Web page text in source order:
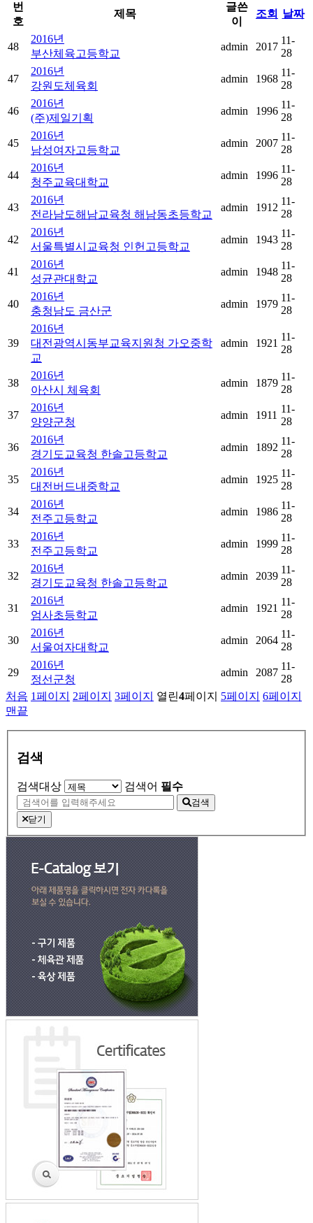
번
호
제목
글쓴
이
조회 날짜
48
2016년
부산체육고등학교
admin 2017
11-
28
47
2016년
강원도체육회
admin 1968
11-
28
46
2016년
(주)제일기획
admin 1996
11-
28
45
2016년
남성여자고등학교
admin 2007
11-
28
44
2016년
청주교육대학교
admin 1996
11-
28
43
2016년
전라남도해남교육청 해남동초등학교
admin 1912
11-
28
42
2016년
서울특별시교육청 인헌고등학교
admin 1943
11-
28
41
2016년
성균관대학교
admin 1948
11-
28
40
2016년
충청남도 금산군
admin 1979
11-
28
39
2016년
대전광역시동부교육지원청 가오중학
교
admin 1921
11-
28
38
2016년
아산시 체육회
admin 1879
11-
28
37
2016년
양양군청
admin 1911
11-
28
36
2016년
경기도교육청 한솔고등학교
admin 1892
11-
28
35
2016년
대전버드내중학교
admin 1925
11-
28
34
2016년
전주고등학교
admin 1986
11-
28
33
2016년
전주고등학교
admin 1999
11-
28
32
2016년
경기도교육청 한솔고등학교
admin 2039
11-
28
31
2016년
엄사초등학교
admin 1921
11-
28
30
2016년
서울여자대학교
admin 2064
11-
28
29
2016년
정선군청
admin 2087
11-
28
처음 1페이지 2페이지 3페이지 열린4페이지 5페이지 6페이지
맨끝
검색
검색대상 검색어 필수
검색
닫기